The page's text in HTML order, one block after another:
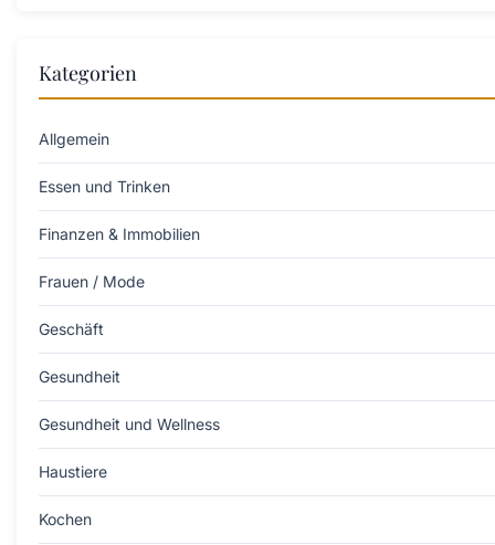
Kategorien
Allgemein
Essen und Trinken
Finanzen & Immobilien
Frauen / Mode
Geschäft
Gesundheit
Gesundheit und Wellness
Haustiere
Kochen